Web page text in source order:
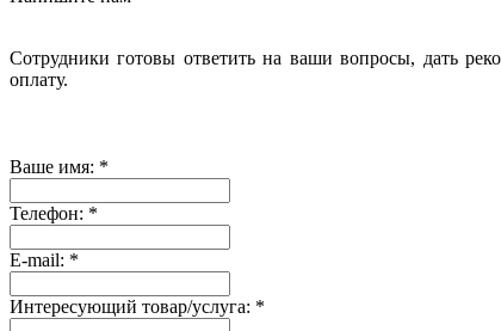
Сотрудники готовы ответить на ваши вопросы, дать
оплату.
Ваше имя: *
Телефон: *
E-mail: *
Интересующий товар/услуга: *